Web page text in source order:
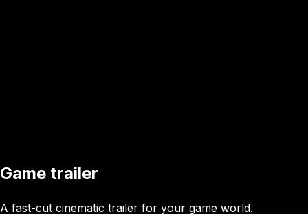
Game trailer
A fast-cut cinematic trailer for your game world.